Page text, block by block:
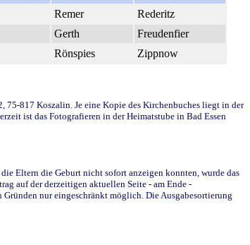
Remer
Rederitz
Gerth
Freudenfier
Rönspies Zippnow
817 Koszalin. Je eine Kopie des Kirchenbuches liegt in der
ist das Fotografieren in der Heimatstube in Bad Essen
Eltern die Geburt nicht sofort anzeigen konnten, wurde das
auf der derzeitigen aktuellen Seite - am Ende -
nur eingeschränkt möglich. Die Ausgabesortierung